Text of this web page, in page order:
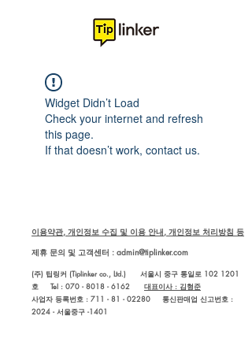
Widget Didn’t Load
Check your internet and refresh
this page.
If that doesn’t work, contact us.
이용약관, 개인정보 수집 및 이용 안내, 개인정보 처리방침 등
제휴 문의 및 고객센터 : admin@tiplinker.com
(주) 팁링커 (Tiplinker co., Ltd.) 서울시 중구 통일로 102 1201
호 Tel : 070 - 8018 - 6162 대표이사 : 김형준
사업자 등록번호 : 711 - 81 - 02280 통신판매업 신고번호 :
2024 - 서울중구 -1401